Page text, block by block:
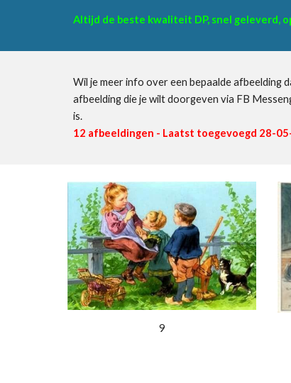
Altijd de beste kwaliteit DP, snel geleverd,
Wil je meer info over een bepaalde afbeelding
afbeelding die je wilt doorgeven via FB
is.
12 afbeeldingen - Laatst toegevoegd 28-
9